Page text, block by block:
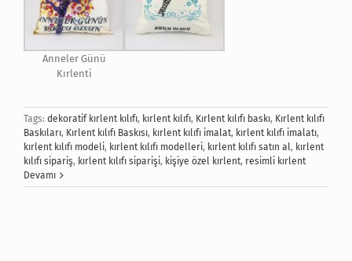
Anneler Günü
Kırlenti
Tags: dekoratif kırlent kılıfı, kırlent kılıfı, Kırlent kılıfı baskı, Kırlent kılıfı
Baskıları, Kırlent kılıfı Baskısı, kırlent kılıfı imalat, kırlent kılıfı imalatı,
kırlent kılıfı modeli, kırlent kılıfı modelleri, kırlent kılıfı satın al, kırlent
kılıfı sipariş, kırlent kılıfı siparişi, kişiye özel kırlent, resimli kırlent
Devamı